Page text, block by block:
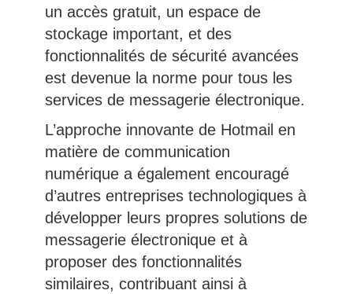
un accès gratuit, un espace de
stockage important, et des
fonctionnalités de sécurité avancées
est devenue la norme pour tous les
services de messagerie électronique.
L’approche innovante de Hotmail en
matière de communication
numérique a également encouragé
d’autres entreprises technologiques à
développer leurs propres solutions de
messagerie électronique et à
proposer des fonctionnalités
similaires, contribuant ainsi à